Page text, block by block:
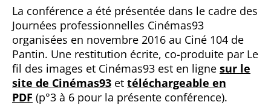
La conférence a été présentée dans le cadre des
Journées professionnelles Cinémas93
organisées en novembre 2016 au Ciné 104 de
Pantin. Une restitution écrite, co-produite par Le
fil des images et Cinémas93 est en ligne sur le
site de Cinémas93 et téléchargeable en
PDF (p°3 à 6 pour la présente conférence).